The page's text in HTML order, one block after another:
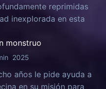
reprimidas
inexplorada en esta
monstruo
2025
años le pide ayuda a
en su misión para